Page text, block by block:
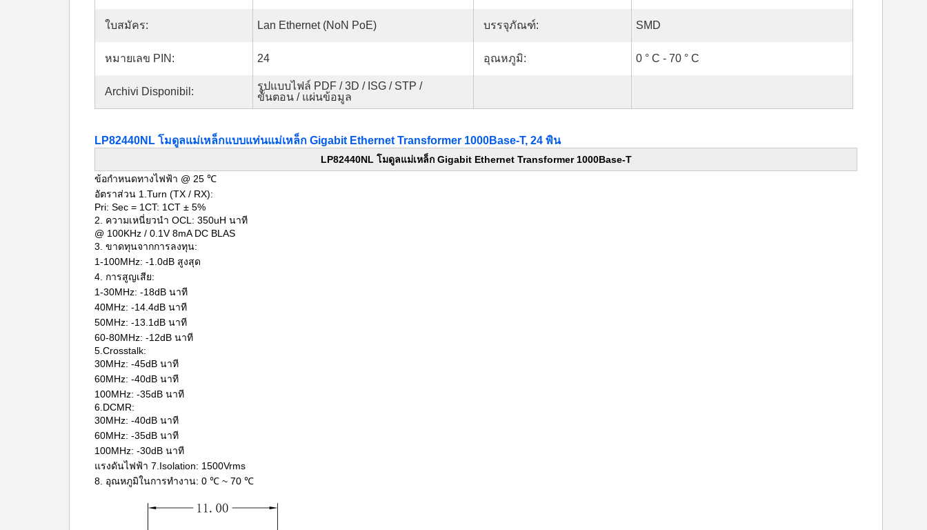
ใบสมัคร: Lan Ethernet (NoN PoE) บรรจุภัณฑ์: SMD
หมายเลข PIN: 24 อุณหภูมิ: 0 ° C - 70 ° C
Archivi Disponibil:
รูปแบบไฟล์ PDF / 3D / ISG / STP /
ขั้นตอน / แผ่นข้อมูล
LP82440NL โมดูลแม่เหล็กแบบแท่นแม่เหล็ก Gigabit Ethernet Transformer 1000Base-T, 24 พิน
LP82440NL โมดูลแม่เหล็ก Gigabit Ethernet Transformer 1000Base-T
ข้อกำหนดทางไฟฟ้า @ 25 ℃
อัตราส่วน 1.Turn (TX / RX):
Pri: Sec = 1CT: 1CT ± 5%
2. ความเหนี่ยวนำ OCL: 350uH นาที
@ 100KHz / 0.1V 8mA DC BLAS
3. ขาดทุนจากการลงทุน:
1-100MHz: -1.0dB สูงสุด
4. การสูญเสีย:
1-30MHz: -18dB นาที
40MHz: -14.4dB นาที
50MHz: -13.1dB นาที
60-80MHz: -12dB นาที
5.Crosstalk:
30MHz: -45dB นาที
60MHz: -40dB นาที
100MHz: -35dB นาที
6.DCMR:
30MHz: -40dB นาที
60MHz: -35dB นาที
100MHz: -30dB นาที
แรงดันไฟฟ้า 7.Isolation: 1500Vrms
8. อุณหภูมิในการทำงาน: 0 ℃ ~ 70 ℃